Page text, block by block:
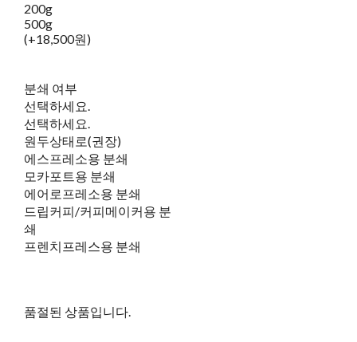
200g
500g
(+18,500원)
분쇄 여부
선택하세요.
선택하세요.
원두상태로(권장)
에스프레소용 분쇄
모카포트용 분쇄
에어로프레소용 분쇄
드립커피/커피메이커용 분
쇄
프렌치프레스용 분쇄
품절된 상품입니다.